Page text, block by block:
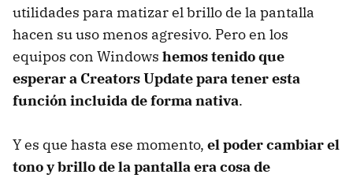
utilidades para matizar el brillo de la pantalla
hacen su uso menos agresivo. Pero en los
equipos con Windows hemos tenido que
esperar a Creators Update para tener esta
función incluida de forma nativa.
Y es que hasta ese momento, el poder cambiar el
tono y brillo de la pantalla era cosa de